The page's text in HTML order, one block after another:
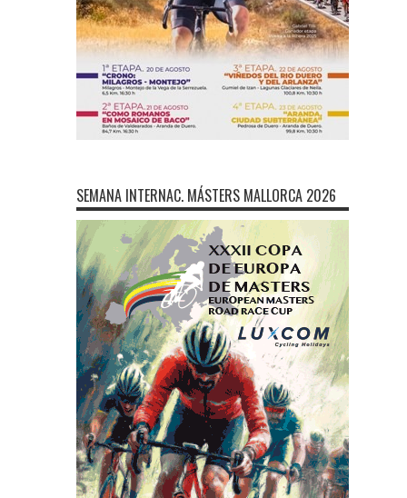
SEMANA INTERNAC. MÁSTERS MALLORCA 2026